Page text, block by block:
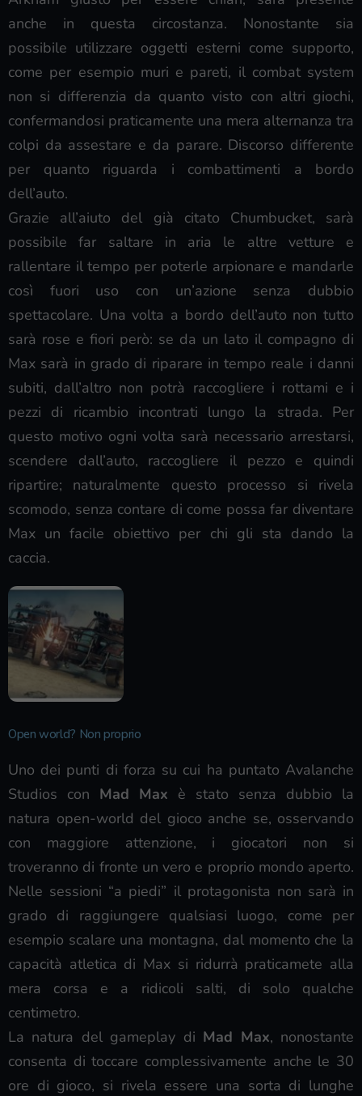
anche in questa circostanza. Nonostante sia
possibile utilizzare oggetti esterni come supporto,
come per esempio muri e pareti, il combat system
non si differenzia da quanto visto con altri giochi,
confermandosi praticamente una mera alternanza tra
colpi da assestare e da parare. Discorso differente
per quanto riguarda i combattimenti a bordo
dell’auto.
Grazie all’aiuto del già citato Chumbucket, sarà
possibile far saltare in aria le altre vetture e
rallentare il tempo per poterle arpionare e mandarle
così fuori uso con un’azione senza dubbio
spettacolare. Una volta a bordo dell’auto non tutto
sarà rose e fiori però: se da un lato il compagno di
Max sarà in grado di riparare in tempo reale i danni
subiti, dall’altro non potrà raccogliere i rottami e i
pezzi di ricambio incontrati lungo la strada. Per
questo motivo ogni volta sarà necessario arrestarsi,
scendere dall’auto, raccogliere il pezzo e quindi
ripartire; naturalmente questo processo si rivela
scomodo, senza contare di come possa far diventare
Max un facile obiettivo per chi gli sta dando la
caccia.
Open world? Non proprio
Uno dei punti di forza su cui ha puntato Avalanche
Studios con Mad Max è stato senza dubbio la
natura open-world del gioco anche se, osservando
con maggiore attenzione, i giocatori non si
troveranno di fronte un vero e proprio mondo aperto.
Nelle sessioni “a piedi” il protagonista non sarà in
grado di raggiungere qualsiasi luogo, come per
esempio scalare una montagna, dal momento che la
capacità atletica di Max si ridurrà praticamete alla
mera corsa e a ridicoli salti, di solo qualche
centimetro.
La natura del gameplay di Mad Max, nonostante
consenta di toccare complessivamente anche le 30
ore di gioco, si rivela essere una sorta di lunghe